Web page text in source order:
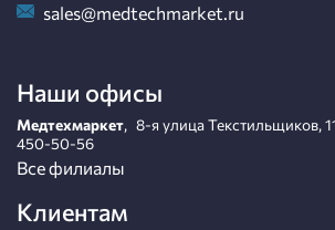
sales@medtechmarket.ru
Наши офисы
Медтехмаркет, 8-я улица Текстильщиков,
450-50-56
Все филиалы
Клиентам